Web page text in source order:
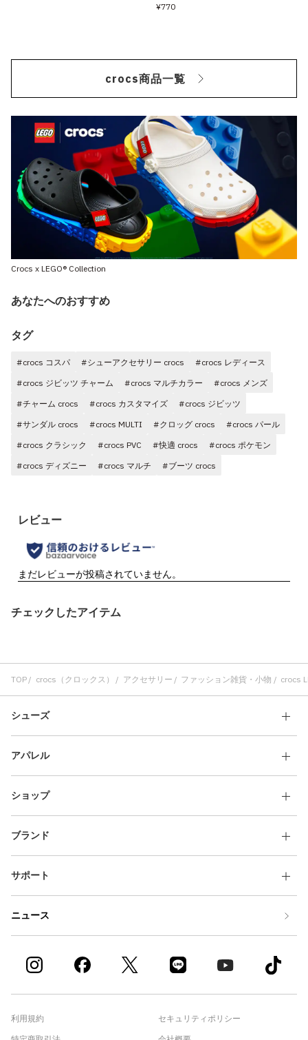
¥770
crocs商品一覧
Crocs x LEGO® Collection
あなたへのおすすめ
タグ
#crocs コスパ #シューアクセサリー crocs
#crocs レディース
#crocs ジビッツ チャーム
#crocs マルチカラー
#crocs メンズ
#チャーム crocs
#crocs カスタマイズ
#crocs ジビッツ
#サンダル crocs
#crocs MULTI #クロッグ crocs
#crocs パール
#crocs クラシック
#crocs PVC #快適 crocs
#crocs ポケモン
#crocs ディズニー
#crocs マルチ #ブーツ crocs
チェックしたアイテム
TOP crocs（クロックス） アクセサリー ファッション雑貨・小物 crocs
シューズ
アパレル
ショップ
ブランド
サポート
ニュース
利用規約
セキュリティポリシー